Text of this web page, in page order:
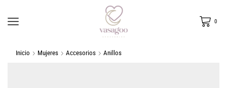
0
Inicio Mujeres Accesorios Anillos